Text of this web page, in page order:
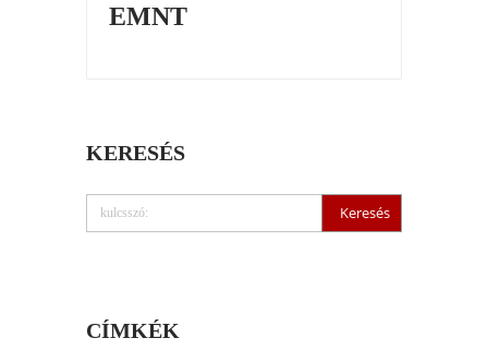
EMNT
KERESÉS
CÍMKÉK